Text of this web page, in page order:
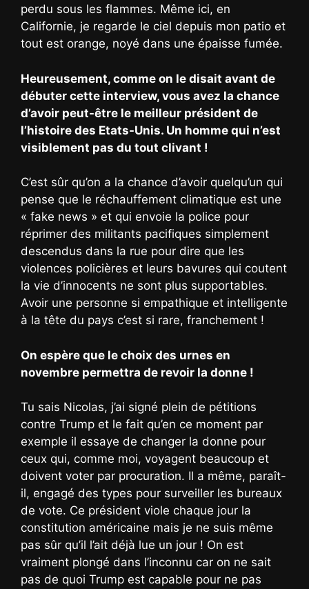
perdu sous les flammes. Même ici, en
Californie, je regarde le ciel depuis mon patio et
tout est orange, noyé dans une épaisse fumée.
Heureusement, comme on le disait avant de
débuter cette interview, vous avez la chance
d’avoir peut-être le meilleur président de
l’histoire des Etats-Unis. Un homme qui n’est
visiblement pas du tout clivant !
C’est sûr qu’on a la chance d’avoir quelqu’un qui
pense que le réchauffement climatique est une
« fake news » et qui envoie la police pour
réprimer des militants pacifiques simplement
descendus dans la rue pour dire que les
violences policières et leurs bavures qui coutent
la vie d’innocents ne sont plus supportables.
Avoir une personne si empathique et intelligente
à la tête du pays c’est si rare, franchement !
On espère que le choix des urnes en
novembre permettra de revoir la donne !
Tu sais Nicolas, j’ai signé plein de pétitions
contre Trump et le fait qu’en ce moment par
exemple il essaye de changer la donne pour
ceux qui, comme moi, voyagent beaucoup et
doivent voter par procuration. Il a même, paraît-
il, engagé des types pour surveiller les bureaux
de vote. Ce président viole chaque jour la
constitution américaine mais je ne suis même
pas sûr qu’il l’ait déjà lue un jour ! On est
vraiment plongé dans l’inconnu car on ne sait
pas de quoi Trump est capable pour ne pas